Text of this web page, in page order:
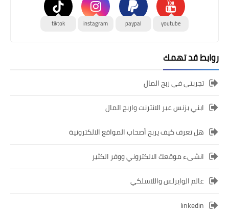
youtube
paypal
instagram
tiktok
روابط قد تهمك
تجربتي في ربح المال
ابني بزنس عبر الانترنت واربح المال
هل تعرف كيف يربح أصحاب المواقع الالكترونية
انشىء موقعك الالكتروني ووفر الكثير
عالم الوايرلس واللاسلكي
linkedin